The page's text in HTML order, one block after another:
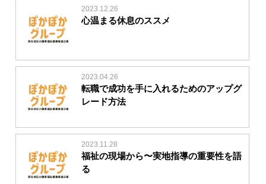
2023.12.26
心温まる休息のススメ
2023.04.26
転職で成功を手に入れるためのアップグ
レード方法
2023.11.28
福祉の現場から〜実地指導の重要性を語
る